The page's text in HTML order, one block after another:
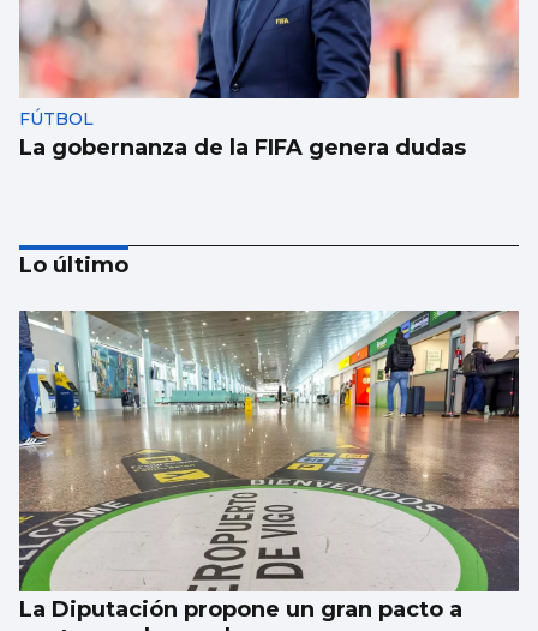
FÚTBOL
La gobernanza de la FIFA genera dudas
Taparse la boca, amarilla
Lo último
La Diputación propone un gran pacto a